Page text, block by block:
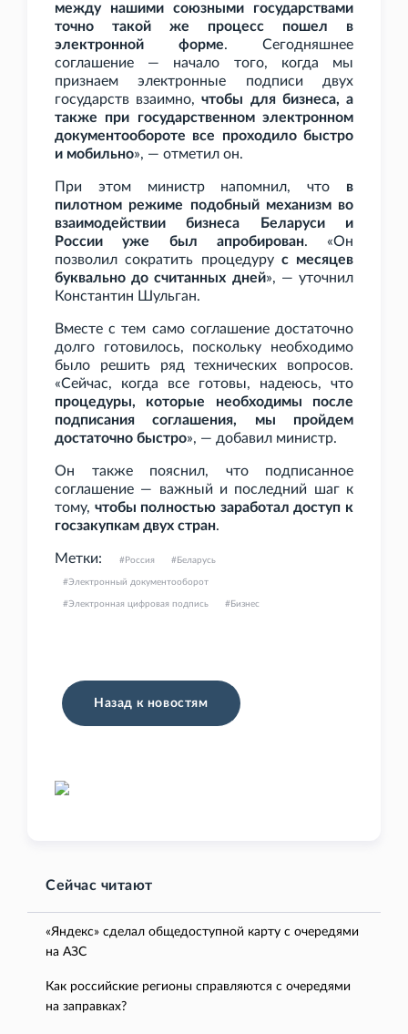
между нашими союзными государствами
точно такой же процесс пошел в
электронной форме. Сегодняшнее
соглашение — начало того, когда мы
признаем электронные подписи двух
государств взаимно,чтобы для бизнеса, а
также при государственном электронном
документообороте все проходило быстро
и мобильно», — отметил он.
При этом министр напомнил, что в
пилотном режиме подобный механизм во
взаимодействии бизнеса Беларуси и
России уже был апробирован. «Он
позволил сократить процедуру с месяцев
буквально до считанных дней», — уточнил
Константин Шульган.
Вместе с тем само соглашение достаточно
долго готовилось, поскольку необходимо
было решить ряд технических вопросов.
«Сейчас, когда все готовы, надеюсь, что
процедуры, которые необходимы после
подписания соглашения, мы пройдем
достаточно быстро», — добавил министр.
Он также пояснил, что подписанное
соглашение — важный и последний шаг к
тому, чтобы полностью заработал доступ к
госзакупкам двух стран.
Метки: Россия Беларусь
Электронный документооборот
Электронная цифровая подпись Бизнес
Назад к новостям
Сейчас читают
«Яндекс» сделал общедоступной карту с очередями
на АЗС
Как российские регионы справляются с очередями
на заправках?